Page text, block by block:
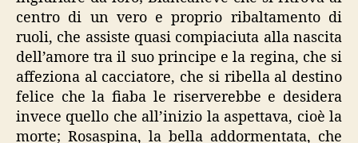
centro di un vero e proprio ribaltamento di
ruoli, che assiste quasi compiaciuta alla nascita
dell’amore tra il suo principe e la regina, che si
affeziona al cacciatore, che si ribella al destino
felice che la fiaba le riserverebbe e desidera
invece quello che all’inizio la aspettava, cioè la
morte; Rosaspina, la bella addormentata, che